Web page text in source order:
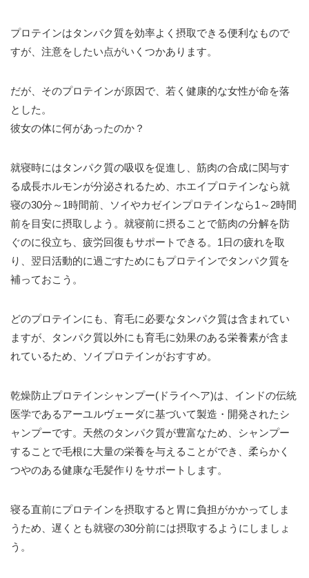
プロテインはタンパク質を効率よく摂取できる便利なもので
すが、注意をしたい点がいくつかあります。
だが、そのプロテインが原因で、若く健康的な女性が命を落
とした。
彼女の体に何があったのか？
就寝時にはタンパク質の吸収を促進し、筋肉の合成に関与す
る成長ホルモンが分泌されるため、ホエイプロテインなら就
寝の30分～1時間前、ソイやカゼインプロテインなら1～2時間
前を目安に摂取しよう。就寝前に摂ることで筋肉の分解を防
ぐのに役立ち、疲労回復もサポートできる。1日の疲れを取
り、翌日活動的に過ごすためにもプロテインでタンパク質を
補っておこう。
どのプロテインにも、育毛に必要なタンパク質は含まれてい
ますが、タンパク質以外にも育毛に効果のある栄養素が含ま
れているため、ソイプロテインがおすすめ。
乾燥防止プロテインシャンプー(ドライヘア)は、インドの伝統
医学であるアーユルヴェーダに基づいて製造・開発されたシ
ャンプーです。天然のタンパク質が豊富なため、シャンプー
することで毛根に大量の栄養を与えることができ、柔らかく
つやのある健康な毛髪作りをサポートします。
寝る直前にプロテインを摂取すると胃に負担がかかってしま
うため、遅くとも就寝の30分前には摂取するようにしましょ
う。